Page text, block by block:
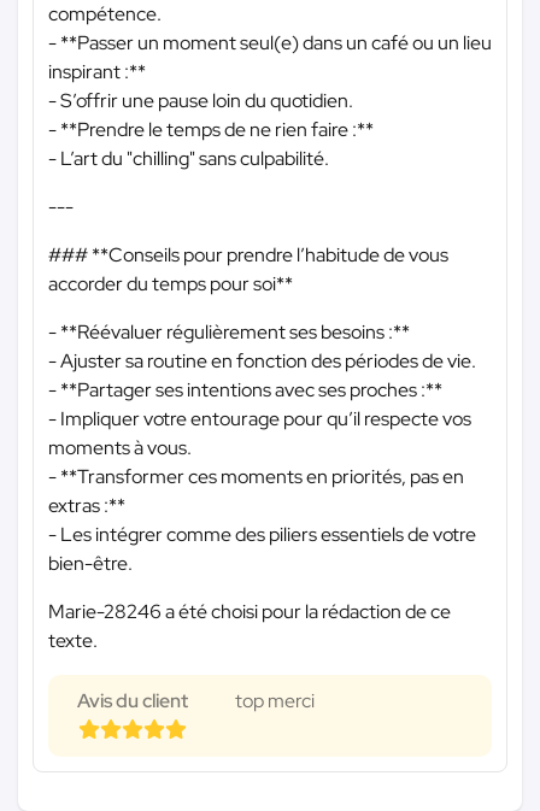
compétence.
- **Passer un moment seul(e) dans un café ou un lieu
inspirant :**
- S’offrir une pause loin du quotidien.
- **Prendre le temps de ne rien faire :**
- L’art du "chilling" sans culpabilité.
---
### **Conseils pour prendre l’habitude de vous
accorder du temps pour soi**
- **Réévaluer régulièrement ses besoins :**
- Ajuster sa routine en fonction des périodes de vie.
- **Partager ses intentions avec ses proches :**
- Impliquer votre entourage pour qu’il respecte vos
moments à vous.
- **Transformer ces moments en priorités, pas en
extras :**
- Les intégrer comme des piliers essentiels de votre
bien-être.
Marie-28246 a été choisi pour la rédaction de ce
texte.
Avis du client top merci